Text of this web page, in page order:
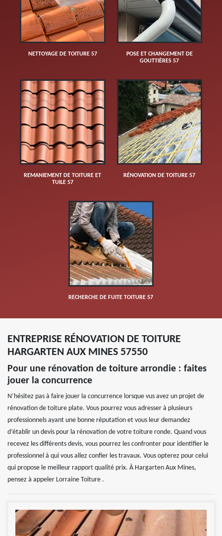
NETTOYAGE DE TOITURE 57
POSE ET CHANGEMENT DE
GOUTTIÈRES 57
REMANIEMENT DE TOITURE ET
TUILE 57
RÉNOVATION DE TOITURE 57
RECHERCHE DE FUITE TOITURE 57
ENTREPRISE RÉNOVATION DE TOITURE
HARGARTEN AUX MINES 57550
Pour une rénovation de toiture arrondie : faites
jouer la concurrence
N’hésitez pas à faire jouer la concurrence lorsque vus avez un projet de
rénovation de toiture plate. Vous pourrez vous adresser à plusieurs
professionnels ayant une bonne réputation et vous leur demandez
d’établir un devis pour la rénovation de votre toiture ronde. Quand vous
recevez les différents devis, vous pourrez les confronter pour identifier le
professionnel à qui vous allez confier les travaux. Vous opterez pour celui
qui propose le meilleur rapport qualité prix. À Hargarten Aux Mines,
pensez à appeler Lorraine Toiture .